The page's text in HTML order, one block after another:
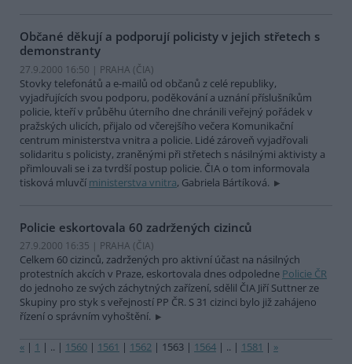
Občané děkují a podporují policisty v jejich střetech s
demonstranty
27.9.2000 16:50 | PRAHA (ČIA)
Stovky telefonátů a e-mailů od občanů z celé republiky,
vyjadřujících svou podporu, poděkování a uznání příslušníkům
policie, kteří v průběhu úterního dne chránili veřejný pořádek v
pražských ulicích, přijalo od včerejšího večera Komunikační
centrum ministerstva vnitra a policie. Lidé zároveň vyjadřovali
solidaritu s policisty, zraněnými při střetech s násilnými aktivisty a
přimlouvali se i za tvrdší postup policie. ČIA o tom informovala
tisková mluvčí ministerstva vnitra, Gabriela Bártíková.
Policie eskortovala 60 zadržených cizinců
27.9.2000 16:35 | PRAHA (ČIA)
Celkem 60 cizinců, zadržených pro aktivní účast na násilných
protestních akcích v Praze, eskortovala dnes odpoledne Policie ČR
do jednoho ze svých záchytných zařízení, sdělil ČIA Jiří Suttner ze
Skupiny pro styk s veřejností PP ČR. S 31 cizinci bylo již zahájeno
řízení o správním vyhoštění.
« | 1 | .. | 1560 | 1561 | 1562 | 1563 | 1564 | .. | 1581 | »